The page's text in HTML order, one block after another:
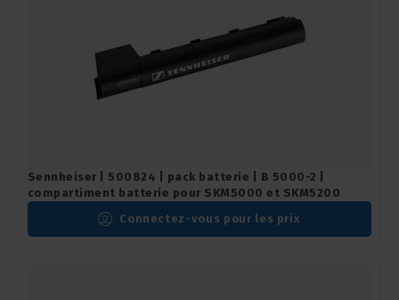
Sennheiser | 500824 | pack batterie | B 5000-2 |
compartiment batterie pour SKM5000 et SKM5200
Connectez-vous pour les prix